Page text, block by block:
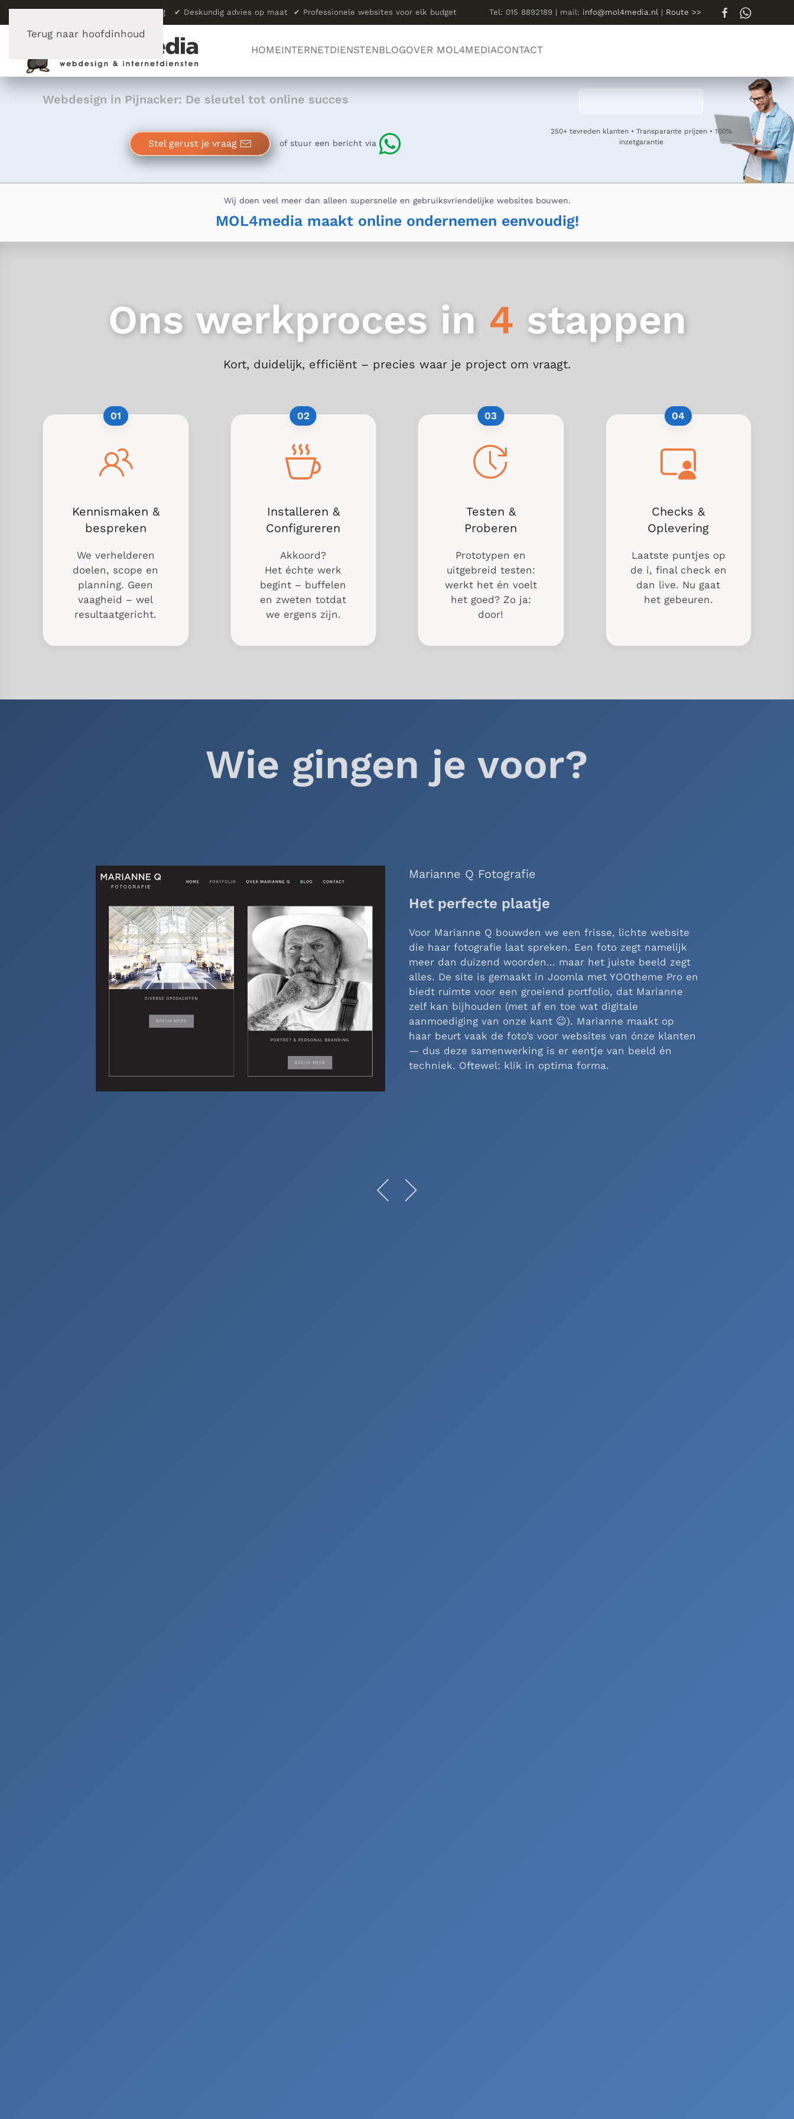
Terug naar hoofdinhoud
Meer dan 23 jaar vakervaring ✔ Deskundig advies op maat ✔ Professionele websites voor elk budget Tel: 015 8892189 | mail: info@mol4media.nl | Route >>
HOMEINTERNETDIENSTENBLOGOVER MOL4MEDIACONTACT
Webdesign in Pijnacker: De sleutel tot online succes
Stel gerust je vraag of stuur een bericht via
250+ tevreden klanten • Transparante prijzen • 100%
inzetgarantie
Wij doen veel meer dan alleen supersnelle en gebruiksvriendelijke websites bouwen.
MOL4media maakt online ondernemen eenvoudig!
Ons werkproces in 4 stappen
Kort, duidelijk, efficiënt – precies waar je project om vraagt.
01
Kennismaken &
bespreken
We verhelderen
doelen, scope en
planning. Geen
vaagheid – wel
resultaatgericht.
02
Installeren &
Configureren
Akkoord?
Het échte werk
begint – buffelen
en zweten totdat
we ergens zijn.
03
Testen &
Proberen
Prototypen en
uitgebreid testen:
werkt het én voelt
het goed? Zo ja:
door!
04
Checks &
Oplevering
Laatste puntjes op
de i, final check en
dan live. Nu gaat
het gebeuren.
Wie gingen je voor?
Aannemersbedrijf Van der Helm
Bouwen & vertrouwen, ook online
Voor dit Leidse aannemersbedrijf heb ik een website
ontwikkeld die net zo degelijk is als hun metselwerk.
Geen poespas, wel professioneel: een heldere structuur,
robuust design en ruimte om projecten en specialismen
goed voor het voetlicht te brengen. Alles in Joomla met
YOOtheme Pro, zodat ze makkelijk zelf aan de knoppen
kunnen draaien. Stevig fundament, strak in de pixels.